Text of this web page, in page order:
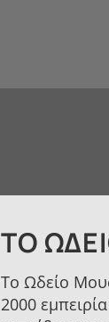
ΤΟ
Το Ωδείο
2000